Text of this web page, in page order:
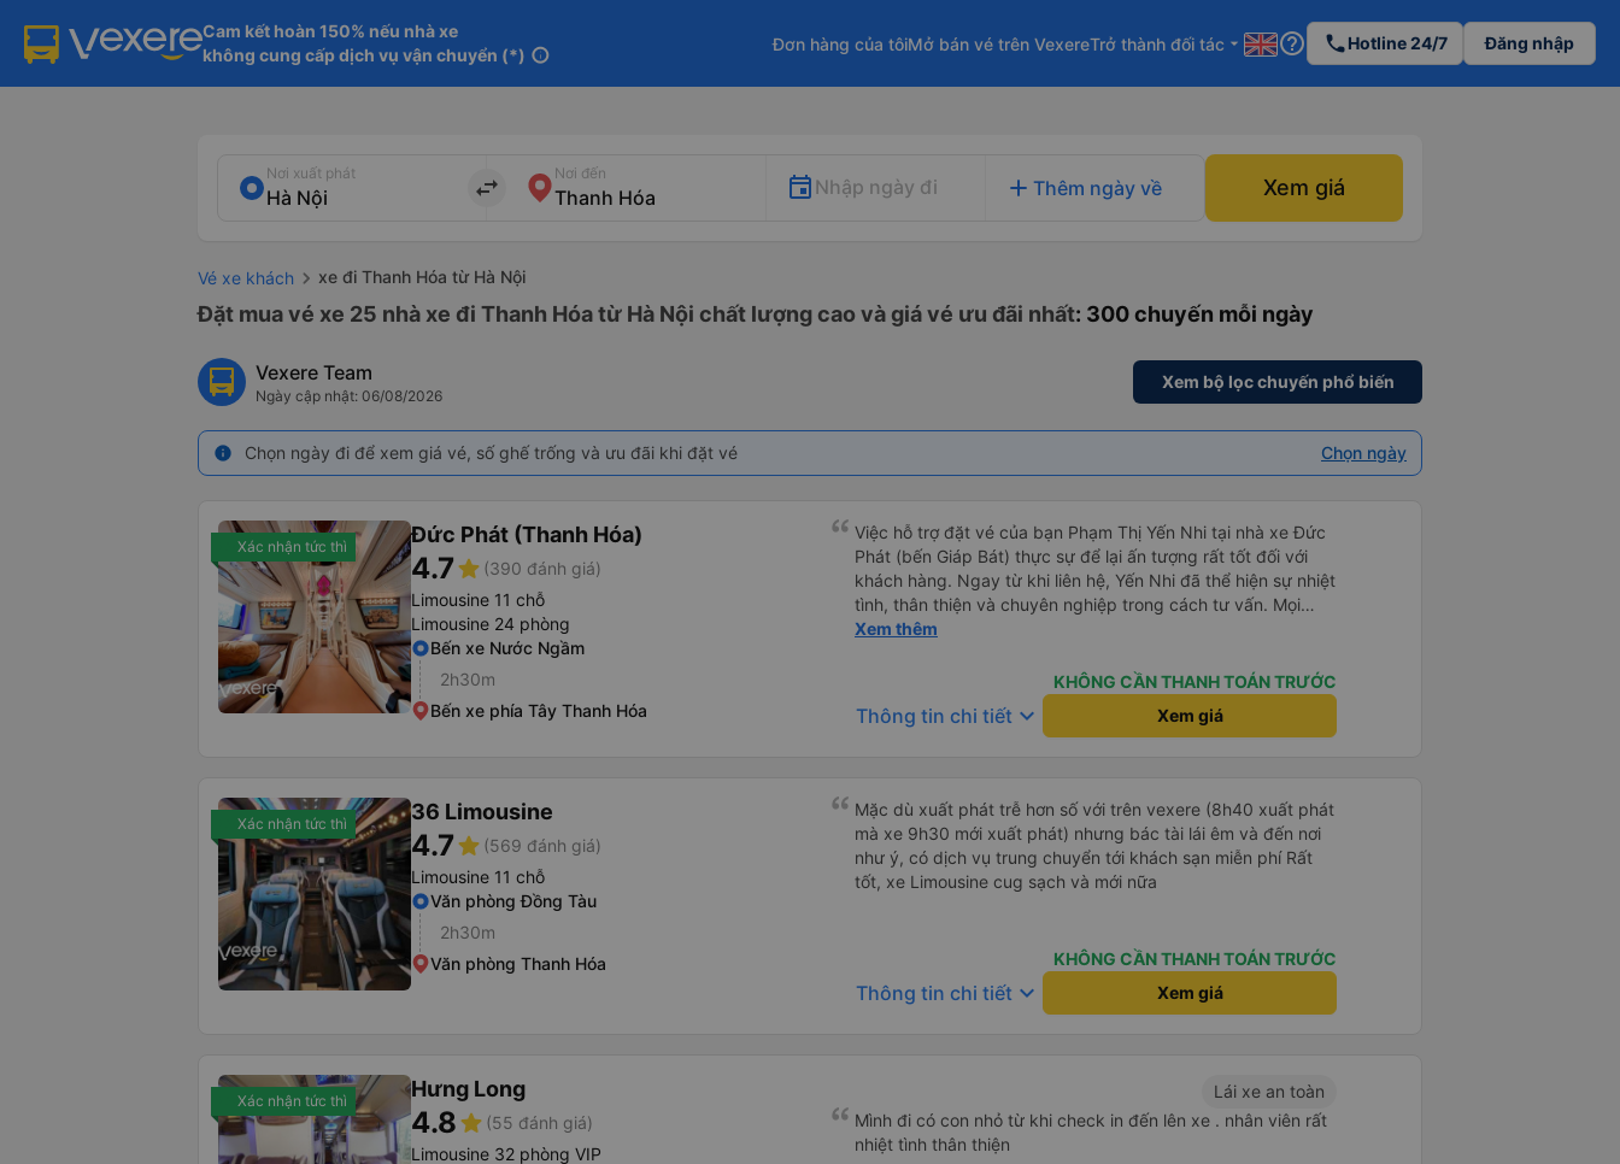
Cam kết hoàn 150% nếu nhà xe
không cung cấp dịch vụ vận chuyển (*) info
Đơn hàng của tôiMở bán vé trên VexereTrở thành đối tác arrow_drop_down help_outline phoneHotline 24/7 Đăng nhập
Nơi xuất phát
import_export
Nơi đến
Nhập ngày đi add Thêm ngày về Xem giá
Vé xe khách xe đi Thanh Hóa từ Hà Nội
Đặt mua vé xe 25 nhà xe đi Thanh Hóa từ Hà Nội chất lượng cao và giá vé ưu đãi nhất: 300 chuyến mỗi ngày
Vexere Team
Ngày cập nhật: 06/08/2026
Xem bộ lọc chuyến phổ biến
info Chọn ngày đi để xem giá vé, số ghế trống và ưu đãi khi đặt vé Chọn ngày
Xác nhận tức thì Đức Phát (Thanh Hóa)
4.7star (390 đánh giá)
Limousine 11 chỗ
Limousine 24 phòng
Bến xe Nước Ngầm
2h30m
Bến xe phía Tây Thanh Hóa
Việc hỗ trợ đặt vé của bạn Phạm Thị Yến Nhi tại nhà xe Đức
Phát (bến Giáp Bát) thực sự để lại ấn tượng rất tốt đối với
khách hàng. Ngay từ khi liên hệ, Yến Nhi đã thể hiện sự nhiệt
tình, thân thiện và chuyên nghiệp trong cách tư vấn. Mọi
thắc mắc đều được giải đáp rõ ràng, nhanh chóng, giúp
Yến Nhi còn chủ động hỗ trợ trong suốt quá trình đặt vé, từ
việc giữ chỗ, xác nhận thông tin đến nhắc nhở giờ xe chạy.
cách phục vụ chuyên nghiệp của Yến Nhi đã góp phần nâng
cao chất lượng dịch vụ chung, đồng thời tạo dựng hình ảnh
tích cực cho nhà xe trong mắt khách hàng. Đây thực sự là
một tấm gương đáng khen ngợi trong lĩnh vực dịch vụ vận
Xem thêm
KHÔNG CẦN THANH TOÁN TRƯỚC
Thông tin chi tiết keyboard_arrow_down Xem giá
Xác nhận tức thì 36 Limousine
4.7star (569 đánh giá)
Limousine 11 chỗ
Văn phòng Đồng Tàu
2h30m
Văn phòng Thanh Hóa
Mặc dù xuất phát trễ hơn số với trên vexere (8h40 xuất phát
mà xe 9h30 mới xuất phát) nhưng bác tài lái êm và đến nơi
như ý, có dịch vụ trung chuyển tới khách sạn miễn phí Rất
tốt, xe Limousine cug sạch và mới nữa
KHÔNG CẦN THANH TOÁN TRƯỚC
Thông tin chi tiết keyboard_arrow_down Xem giá
Xác nhận tức thì Hưng Long
4.8star (55 đánh giá)
Limousine 32 phòng VIP
Lái xe an toàn
Mình đi có con nhỏ từ khi check in đến lên xe . nhân viên rất
nhiệt tình thân thiện